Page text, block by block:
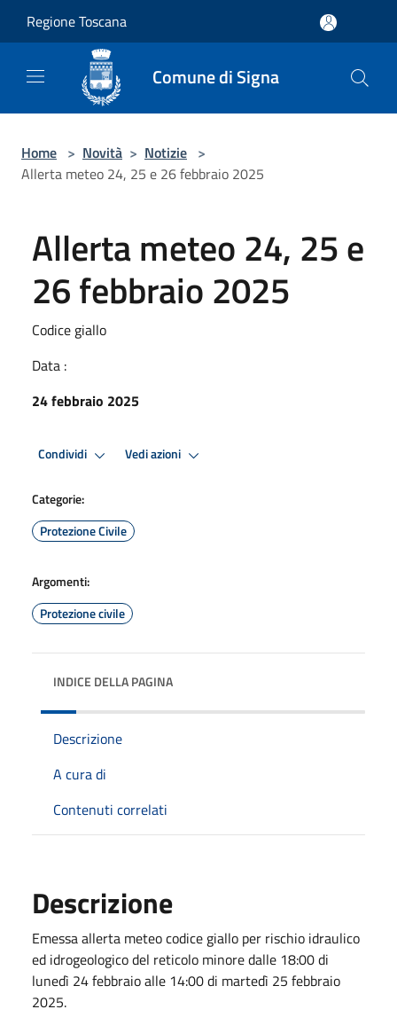
Regione Toscana
Comune di Signa
Home > Novità > Notizie >
Allerta meteo 24, 25 e 26 febbraio 2025
Allerta meteo 24, 25 e
26 febbraio 2025
Codice giallo
Data :
24 febbraio 2025
Condividi Vedi azioni
Categorie:
Protezione Civile
Argomenti:
Protezione civile
INDICE DELLA PAGINA
Descrizione
A cura di
Contenuti correlati
Descrizione
Emessa allerta meteo codice giallo per rischio idraulico
ed idrogeologico del reticolo minore dalle 18:00 di
lunedì 24 febbraio alle 14:00 di martedì 25 febbraio
2025.